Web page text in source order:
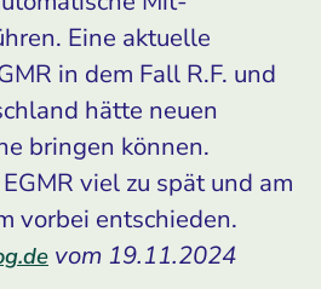
Eine aktuelle
in dem Fall R.F. und
hätte neuen
bringen können.
viel zu spät und am
vorbei entschieden.
vom 19.11.2024